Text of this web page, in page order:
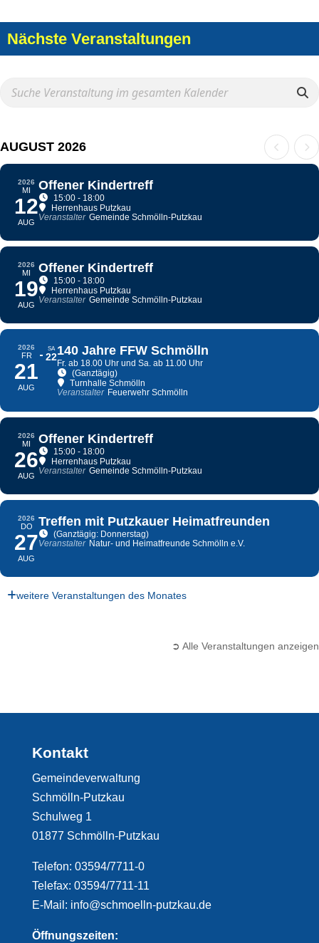
Nächste Veranstaltungen
AUGUST 2026
2026
MI
12
AUG
Offener Kindertreff
15:00 - 18:00
Herrenhaus Putzkau
Veranstalter Gemeinde Schmölln-Putzkau
2026
MI
19
AUG
Offener Kindertreff
15:00 - 18:00
Herrenhaus Putzkau
Veranstalter Gemeinde Schmölln-Putzkau
2026
FR
21
AUG
SA
22140 Jahre FFW Schmölln
Fr. ab 18.00 Uhr und Sa. ab 11.00 Uhr
(Ganztägig)
Turnhalle Schmölln
Veranstalter Feuerwehr Schmölln
2026
MI
26
AUG
Offener Kindertreff
15:00 - 18:00
Herrenhaus Putzkau
Veranstalter Gemeinde Schmölln-Putzkau
2026
DO
27
AUG
Treffen mit Putzkauer Heimatfreunden
(Ganztägig: Donnerstag)
Veranstalter Natur- und Heimatfreunde Schmölln e.V.
weitere Veranstaltungen des Monates
➲ Alle Veranstaltungen anzeigen
Kontakt
Gemeindeverwaltung
Schmölln-Putzkau
Schulweg 1
01877 Schmölln-Putzkau
Telefon: 03594/7711-0
Telefax: 03594/7711-11
E-Mail: info@schmoelln-putzkau.de
Öffnungszeiten: